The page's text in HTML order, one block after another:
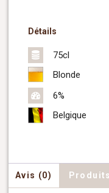
Détails
75cl
Blonde
6%
Belgique
Avis (0)